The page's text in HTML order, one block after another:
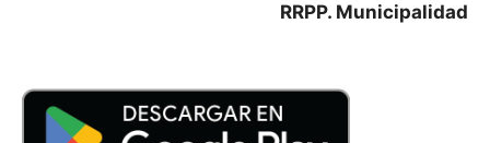
RRPP. Municipalidad